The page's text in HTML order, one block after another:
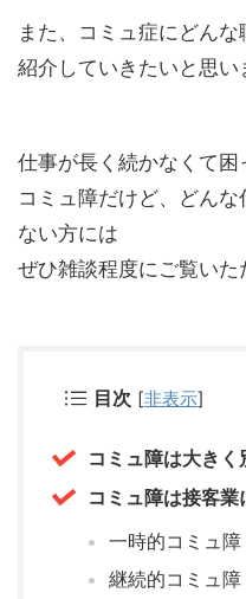
また、コミュ症にどん
紹介していきたいと思い
仕事が長く続かなくて困
コミュ障だけど、どん
ない方には
ぜひ雑談程度にご覧いた
目次 [非表示]
コミュ障は大き
コミュ障は接客
一時的コミュ障
継続的コミュ障